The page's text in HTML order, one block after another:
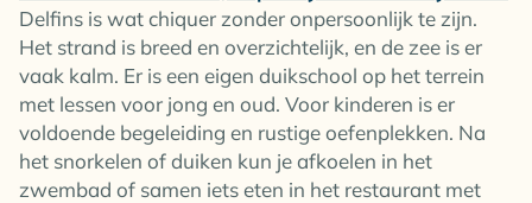
Delfins is wat chiquer zonder onpersoonlijk te zijn.
Het strand is breed en overzichtelijk, en de zee is er
vaak kalm. Er is een eigen duikschool op het terrein
met lessen voor jong en oud. Voor kinderen is er
voldoende begeleiding en rustige oefenplekken. Na
het snorkelen of duiken kun je afkoelen in het
zwembad of samen iets eten in het restaurant met